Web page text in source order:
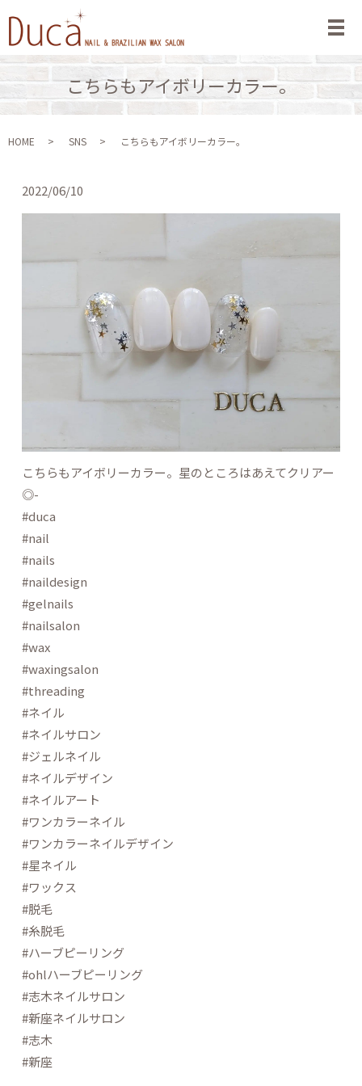
メ
こちらもアイボリーカラー。
HOME SNS こちらもアイボリーカラー。
2022/06/10
こちらもアイボリーカラー。星のところはあえてクリアー
◎-
#duca
#nail
#nails
#naildesign
#gelnails
#nailsalon
#wax
#waxingsalon
#threading
#ネイル
#ネイルサロン
#ジェルネイル
#ネイルデザイン
#ネイルアート
#ワンカラーネイル
#ワンカラーネイルデザイン
#星ネイル
#ワックス
#脱毛
#糸脱毛
#ハーブピーリング
#ohlハーブピーリング
#志木ネイルサロン
#新座ネイルサロン
#志木
#新座